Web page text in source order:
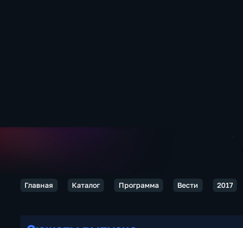
Главная Каталог Программа Вести 2017